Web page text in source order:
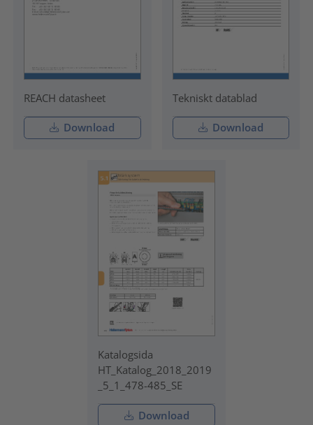
REACH datasheet
Download
Tekniskt datablad
Download
Katalogsida
HT_Katalog_2018_2019
_5_1_478-485_SE
Download